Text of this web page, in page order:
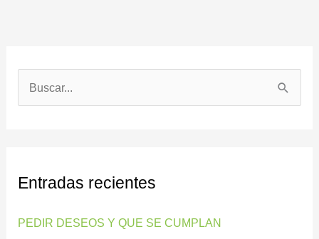
a
p
Entradas recientes
PEDIR DESEOS Y QUE SE CUMPLAN